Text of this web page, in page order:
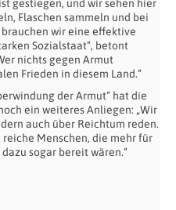
gestiegen, und wir sehen hier
Flaschen sammeln und bei
wir eine effektive
Sozialstaat“, betont
nichts gegen Armut
Frieden in diesem Land.“
der Armut“ hat die
ein weiteres Anliegen: „Wir
auch über Reichtum reden.
Menschen, die mehr für
sogar bereit wären.“